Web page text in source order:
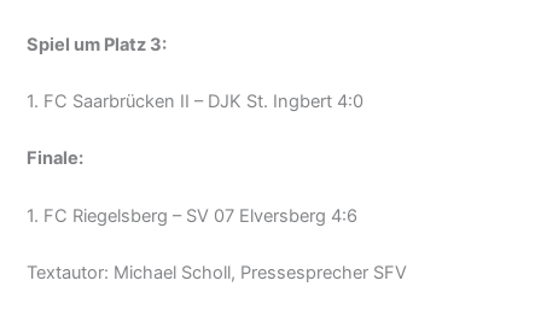
Spiel um Platz 3:
1. FC Saarbrücken II – DJK St. Ingbert 4:0
Finale:
1. FC Riegelsberg – SV 07 Elversberg 4:6
Textautor: Michael Scholl, Pressesprecher SFV